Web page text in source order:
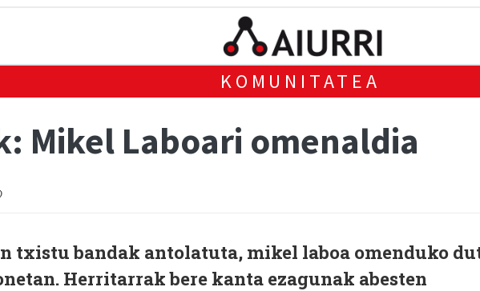
KOMUNITATEA
Mikel Laboari omenaldia
txistu bandak antolatuta, mikel laboa omenduko
Herritarrak bere kanta ezagunak abesten